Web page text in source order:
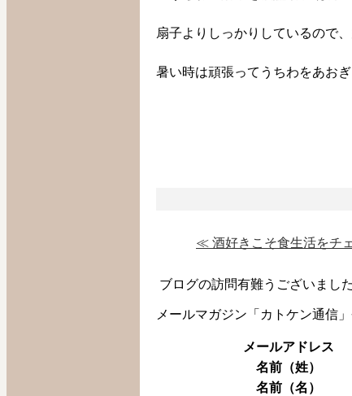
扇子よりしっかりしているので
暑い時は頑張ってうちわをあおぎ
≪ 酒好きこそ食生活をチ
ブログの訪問有難うございました
メールマガジン「カトケン通信
メールアドレス
名前（姓）
名前（名）